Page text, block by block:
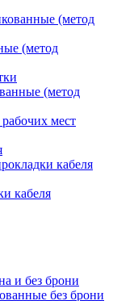
(метод
(метод
(метод
мест
кабеля
кабеля
и без брони
без брони